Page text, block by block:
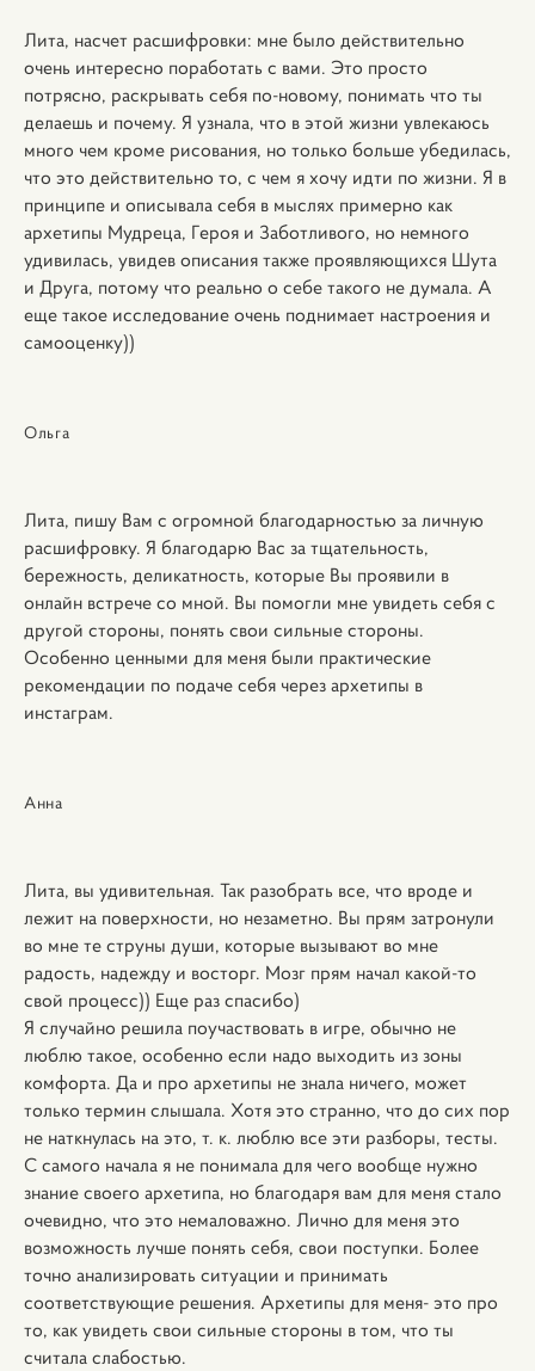
Лита, насчет расшифровки: мне было действительно
очень интересно поработать с вами. Это просто
потрясно, раскрывать себя по-новому, понимать что ты
делаешь и почему. Я узнала, что в этой жизни увлекаюсь
много чем кроме рисования, но только больше убедилась,
что это действительно то, с чем я хочу идти по жизни. Я в
принципе и описывала себя в мыслях примерно как
архетипы Мудреца, Героя и Заботливого, но немного
удивилась, увидев описания также проявляющихся Шута
и Друга, потому что реально о себе такого не думала. А
еще такое исследование очень поднимает настроения и
самооценку))
Ольга
Лита, пишу Вам с огромной благодарностью за личную
расшифровку. Я благодарю Вас за тщательность,
бережность, деликатность, которые Вы проявили в
онлайн встрече со мной. Вы помогли мне увидеть себя с
другой стороны, понять свои сильные стороны.
Особенно ценными для меня были практические
рекомендации по подаче себя через архетипы в
инстаграм.
Анна
Лита, вы удивительная. Так разобрать все, что вроде и
лежит на поверхности, но незаметно. Вы прям затронули
во мне те струны души, которые вызывают во мне
радость, надежду и восторг. Мозг прям начал какой-то
свой процесс)) Еще раз спасибо)
Я случайно решила поучаствовать в игре, обычно не
люблю такое, особенно если надо выходить из зоны
комфорта. Да и про архетипы не знала ничего, может
только термин слышала. Хотя это странно, что до сих пор
не наткнулась на это, т. к. люблю все эти разборы, тесты.
С самого начала я не понимала для чего вообще нужно
знание своего архетипа, но благодаря вам для меня стало
очевидно, что это немаловажно. Лично для меня это
возможность лучше понять себя, свои поступки. Более
точно анализировать ситуации и принимать
соответствующие решения. Архетипы для меня- это про
то, как увидеть свои сильные стороны в том, что ты
считала слабостью.